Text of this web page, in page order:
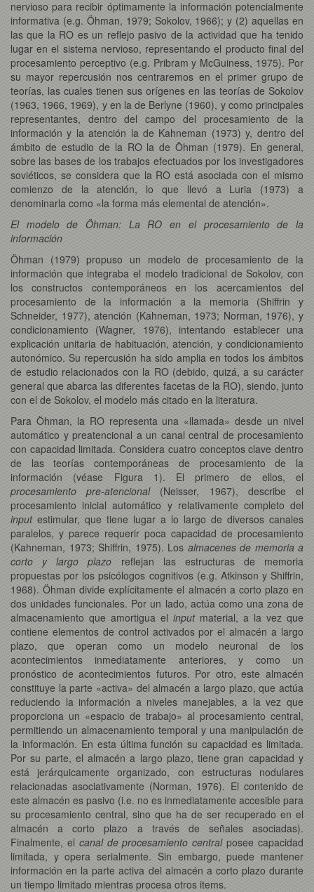
nervioso para recibir óptimamente la información potencialmente
informativa (e.g. Öhman, 1979; Sokolov, 1966); y (2) aquellas en
las que la RO es un reflejo pasivo de la actividad que ha tenido
lugar en el sistema nervioso, representando el producto final del
procesamiento perceptivo (e.g. Pribram y McGuiness, 1975). Por
su mayor repercusión nos centraremos en el primer grupo de
teorías, las cuales tienen sus orígenes en las teorías de Sokolov
(1963, 1966, 1969), y en la de Berlyne (1960), y como principales
representantes, dentro del campo del procesamiento de la
información y la atención la de Kahneman (1973) y, dentro del
ámbito de estudio de la RO la de Öhman (1979). En general,
sobre las bases de los trabajos efectuados por los investigadores
soviéticos, se considera que la RO está asociada con el mismo
comienzo de la atención, lo que llevó a Luria (1973) a
denominarla como «la forma más elemental de atención».
El modelo de Öhman: La RO en el procesamiento de la
información
Öhman (1979) propuso un modelo de procesamiento de la
información que integraba el modelo tradicional de Sokolov, con
los constructos contemporáneos en los acercamientos del
procesamiento de la información a la memoria (Shiffrin y
Schneider, 1977), atención (Kahneman, 1973; Norman, 1976), y
condicionamiento (Wagner, 1976), intentando establecer una
explicación unitaria de habituación, atención, y condicionamiento
autonómico. Su repercusión ha sido amplia en todos los ámbitos
de estudio relacionados con la RO (debido, quizá, a su carácter
general que abarca las diferentes facetas de la RO), siendo, junto
con el de Sokolov, el modelo más citado en la literatura.
Para Öhman, la RO representa una «llamada» desde un nivel
automático y preatencional a un canal central de procesamiento
con capacidad limitada. Considera cuatro conceptos clave dentro
de las teorías contemporáneas de procesamiento de la
información (véase Figura 1). El primero de ellos, el
procesamiento pre-atencional(Neisser, 1967), describe el
procesamiento inicial automático y relativamente completo del
inputestimular, que tiene lugar a lo largo de diversos canales
paralelos, y parece requerir poca capacidad de procesamiento
(Kahneman, 1973; Shiffrin, 1975). Los almacenes de memoria a
corto y largo plazo reflejan las estructuras de memoria
propuestas por los psicólogos cognitivos (e.g. Atkinson y Shiffrin,
1968). Öhman divide explícitamente el almacén a corto plazo en
dos unidades funcionales. Por un lado, actúa como una zona de
almacenamiento que amortigua el inputmaterial, a la vez que
contiene elementos de control activados por el almacén a largo
plazo, que operan como un modelo neuronal de los
acontecimientos inmediatamente anteriores, y como un
pronóstico de acontecimientos futuros. Por otro, este almacén
constituye la parte «activa» del almacén a largo plazo, que actúa
reduciendo la información a niveles manejables, a la vez que
proporciona un «espacio de trabajo» al procesamiento central,
permitiendo un almacenamiento temporal y una manipulación de
la información. En esta última función su capacidad es limitada.
Por su parte, el almacén a largo plazo, tiene gran capacidad y
está jerárquicamente organizado, con estructuras nodulares
relacionadas asociativamente (Norman, 1976). El contenido de
este almacén es pasivo (i.e. no es inmediatamente accesible para
su procesamiento central, sino que ha de ser recuperado en el
almacén a corto plazo a través de señales asociadas).
Finalmente, el canal de procesamiento centralposee capacidad
limitada, y opera serialmente. Sin embargo, puede mantener
información en la parte activa del almacén a corto plazo durante
un tiempo limitado mientras procesa otros items.